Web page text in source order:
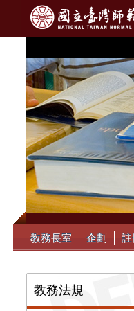
::: 教務長室 企劃
教務法規